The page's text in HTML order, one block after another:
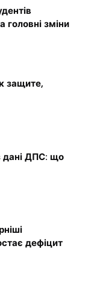
головні зміни
защите,
дані ДПС: що
дефіцит